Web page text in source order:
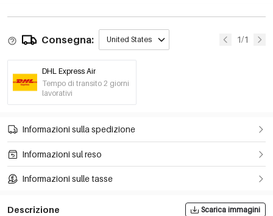
Consegna: United States 1/1
DHL Express Air
Tempo di transito 2 giorni
lavorativi
Informazioni sulla spedizione
Informazioni sul reso
Informazioni sulle tasse
Descrizione Scarica immagini